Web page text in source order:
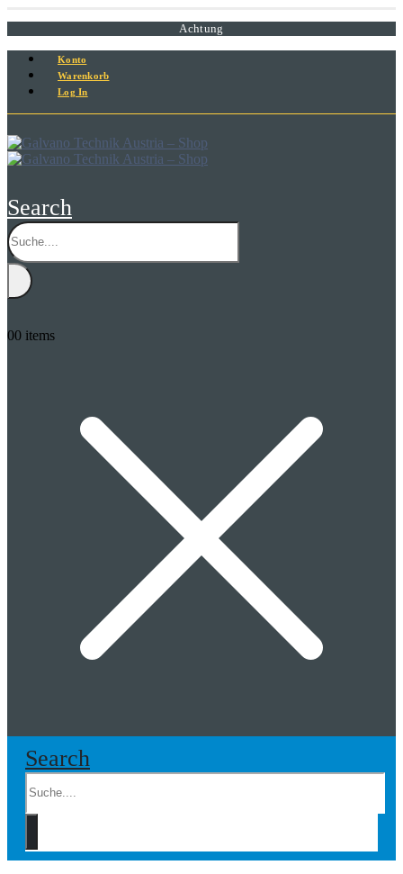
Achtung
Konto
Warenkorb
Log In
Search
00 items
Search